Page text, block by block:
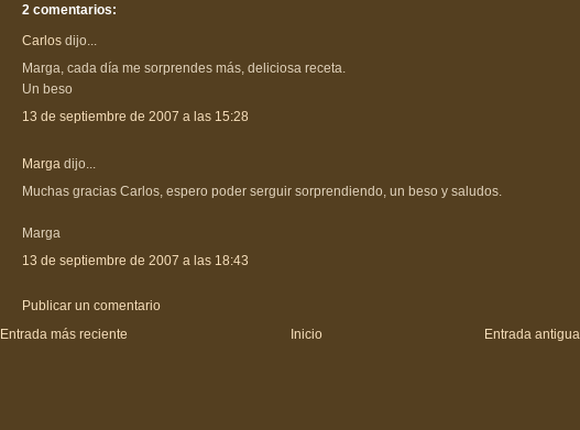
2 comentarios:
Carlos dijo...
Marga, cada día me sorprendes más, deliciosa receta.
Un beso
13 de septiembre de 2007 a las 15:28
Marga dijo...
Muchas gracias Carlos, espero poder serguir sorprendiendo, un beso y saludos.
Marga
13 de septiembre de 2007 a las 18:43
Publicar un comentario
Entrada más reciente
Entrada antigua
Inicio